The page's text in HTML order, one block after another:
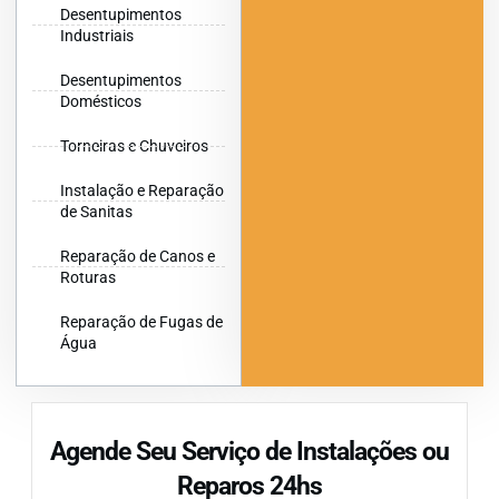
Desentupimentos
Industriais
Desentupimentos
Domésticos
Torneiras e Chuveiros
Instalação e Reparação
de Sanitas
Reparação de Canos e
Roturas
Reparação de Fugas de
Água
Agende Seu Serviço de Instalações ou
Reparos 24hs